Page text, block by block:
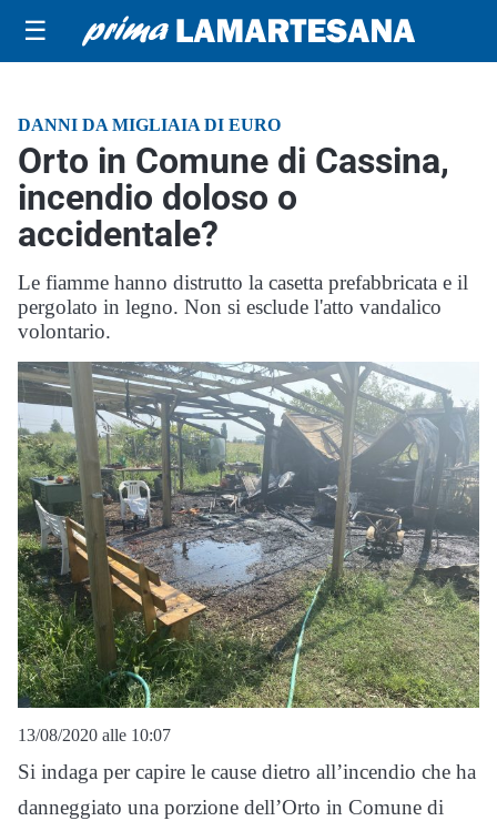
☰
DANNI DA MIGLIAIA DI EURO
Orto in Comune di Cassina,
incendio doloso o
accidentale?
Le fiamme hanno distrutto la casetta prefabbricata e il
pergolato in legno. Non si esclude l'atto vandalico
volontario.
13/08/2020 alle 10:07
Si indaga per capire le cause dietro all’incendio che ha
danneggiato una porzione dell’Orto in Comune di